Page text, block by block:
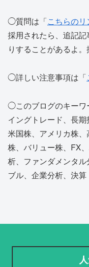
◯質問は「こちらのリ
採用されたら、追記
りすることがあるよ
◯詳しい注意事項は「
◯このブログのキーワ
イングトレード、長期
米国株、アメリカ株
株、バリュー株、FX
析、ファンダメンタ
ブル、企業分析、決算